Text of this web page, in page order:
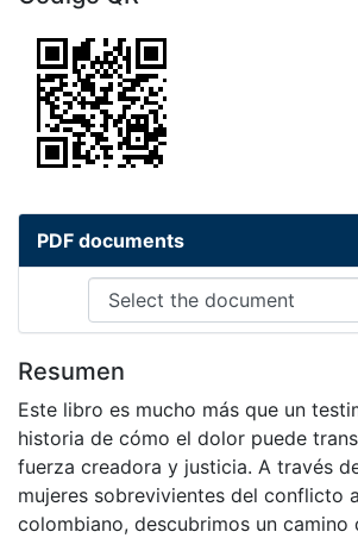
PDF documents
Resumen
Este libro es mucho más que un
historia de cómo el dolor puede
fuerza creadora y justicia. A través
mujeres sobrevivientes del conflicto
colombiano, descubrimos un camino